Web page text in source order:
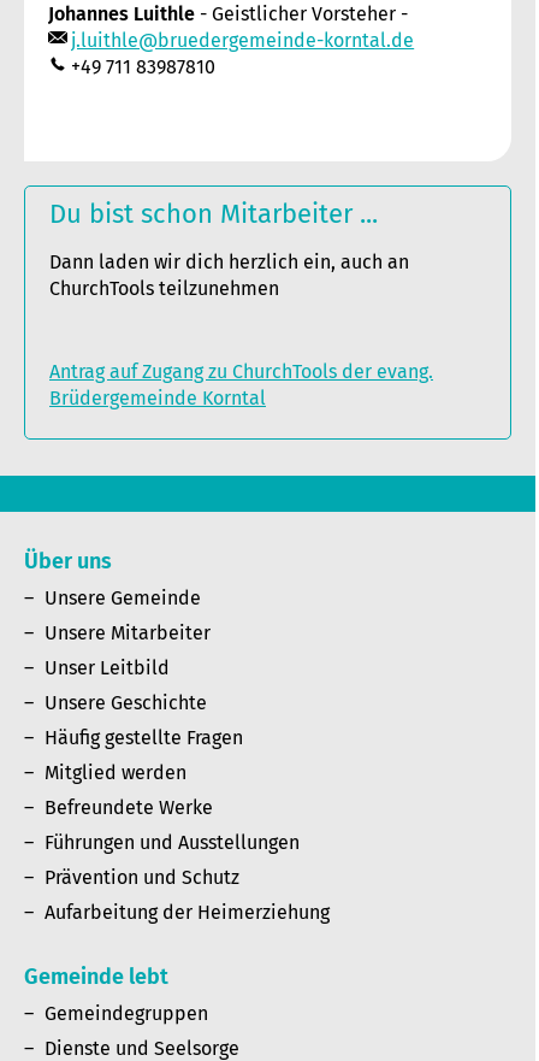
Johannes Luithle - Geistlicher Vorsteher -
j.luithle@bruedergemeinde-korntal.de
+49 711 83987810
Du bist schon Mitarbeiter ...
Dann laden wir dich herzlich ein, auch an
ChurchTools teilzunehmen
Antrag auf Zugang zu ChurchTools der evang.
Brüdergemeinde Korntal
Über uns
Unsere Gemeinde
Unsere Mitarbeiter
Unser Leitbild
Unsere Geschichte
Häufig gestellte Fragen
Mitglied werden
Befreundete Werke
Führungen und Ausstellungen
Prävention und Schutz
Aufarbeitung der Heimerziehung
Gemeinde lebt
Gemeindegruppen
Dienste und Seelsorge